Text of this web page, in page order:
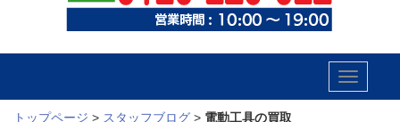
Toggle
トップページ > スタッフブログ > 電動工具の買取